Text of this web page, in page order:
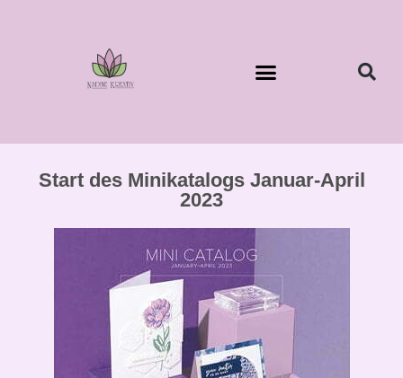
Start des Minikatalogs Januar-April
2023